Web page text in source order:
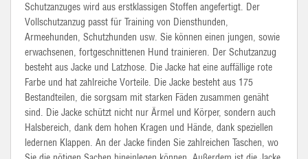
Schutzanzuges wird aus erstklassigen Stoffen angefertigt. Der
Vollschutzanzug passt für Training von Diensthunden,
Armeehunden, Schutzhunden usw. Sie können einen jungen, sowie
erwachsenen, fortgeschnittenen Hund trainieren. Der Schutzanzug
besteht aus Jacke und Latzhose. Die Jacke hat eine auffällige rote
Farbe und hat zahlreiche Vorteile. Die Jacke besteht aus 175
Bestandteilen, die sorgsam mit starken Fäden zusammen genäht
sind. Die Jacke schützt nicht nur Ärmel und Körper, sondern auch
Halsbereich, dank dem hohen Kragen und Hände, dank speziellen
ledernen Klappen. An der Jacke finden Sie zahlreichen Taschen, wo